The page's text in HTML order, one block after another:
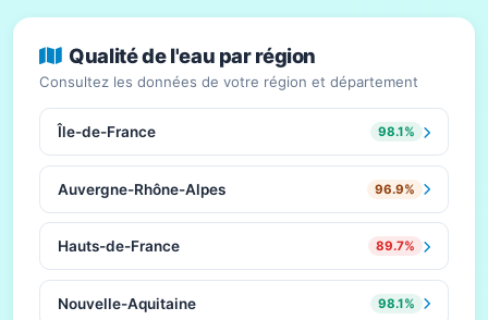
Qualité de l'eau par région
Consultez les données de votre région et département
Île-de-France 98.1%
Auvergne-Rhône-Alpes 96.9%
Hauts-de-France 89.7%
Nouvelle-Aquitaine 98.1%